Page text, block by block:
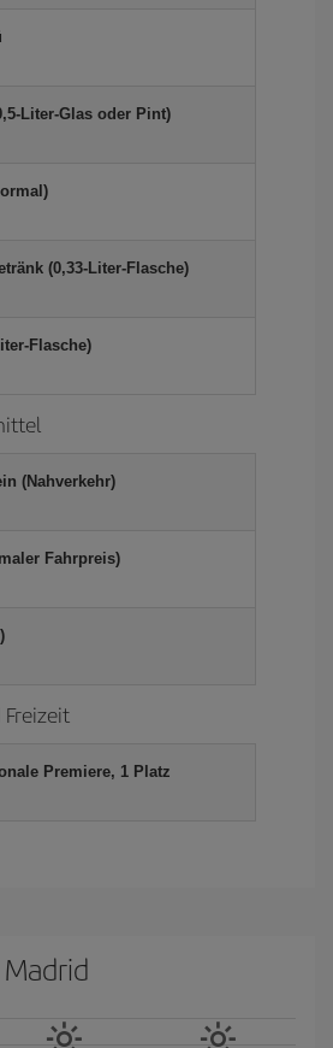
Liter-Glas oder Pint)
(0,33-Liter-Flasche)
Flasche)
(Nahverkehr)
Fahrpreis)
Premiere, 1 Platz